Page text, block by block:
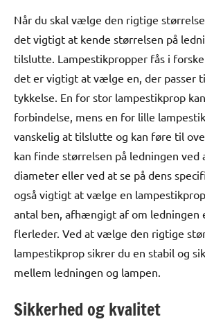
Når du skal vælge den rigtige
det vigtigt at kende størrelsen på
tilslutte. Lampestikpropper fås i
det er vigtigt at vælge en, der passer
tykkelse. En for stor lampestikprop
forbindelse, mens en for lille
vanskelig at tilslutte og kan føre til
kan finde størrelsen på ledningen ved
diameter eller ved at se på dens
også vigtigt at vælge en
antal ben, afhængigt af om ledningen
flerleder. Ved at vælge den rigtige
lampestikprop sikrer du en stabil og
mellem ledningen og lampen.
Sikkerhed og kvalitet